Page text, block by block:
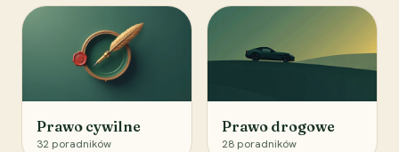
Prawo cywilne
32 poradników
Prawo drogowe
28 poradników